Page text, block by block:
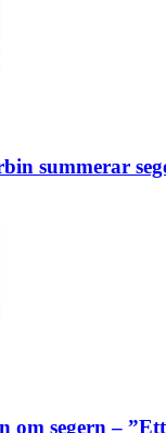
summerar
om segern –